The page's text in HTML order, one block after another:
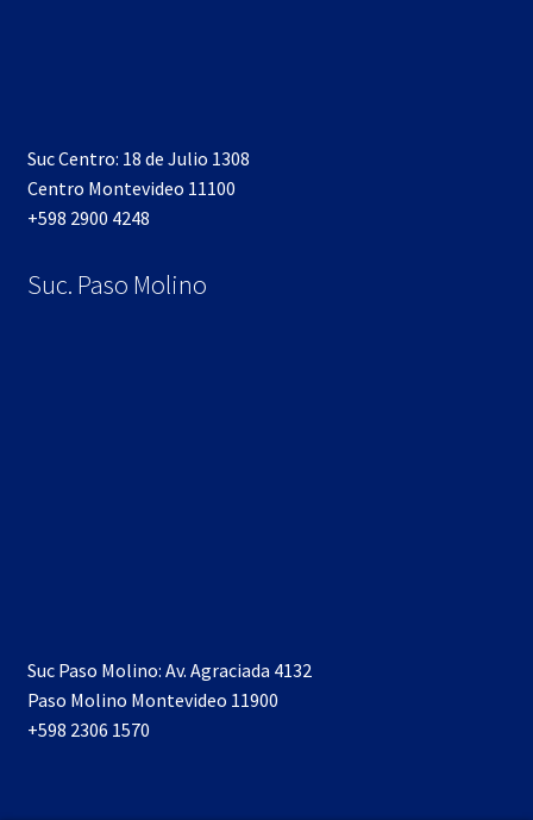
Suc Centro: 18 de Julio 1308
Centro Montevideo 11100
+598 2900 4248
Suc. Paso Molino
Suc Paso Molino: Av. Agraciada 4132
Paso Molino Montevideo 11900
+598 2306 1570